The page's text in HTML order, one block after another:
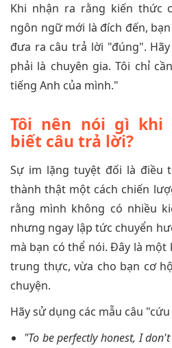
Khi nhận ra rằng kiến thức
ngôn ngữ mới là đích đến,
đưa ra câu trả lời "đúng".
phải là chuyên gia. Tôi chỉ
tiếng Anh của mình."
Tôi nên nói gì khi
biết câu trả lời?
Sự im lặng tuyệt đối là điều
thành thật một cách chiến
rằng mình không có nhiều
nhưng ngay lập tức chuyển
mà bạn có thể nói. Đây là
trung thực, vừa cho bạn cơ
chuyện.
Hãy sử dụng các mẫu câu
"To be perfectly honest, I